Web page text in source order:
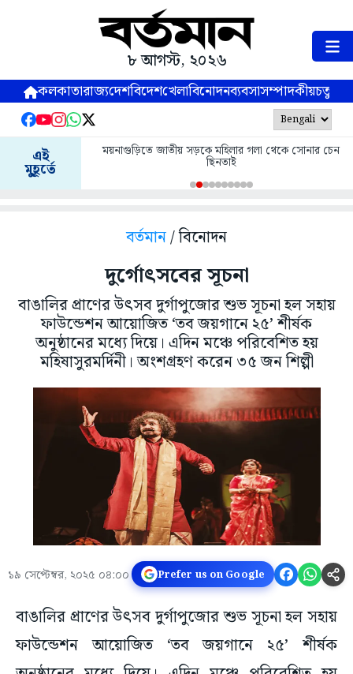
৮ আগস্ট, ২০২৬
কলকাতারাজ্যদেশবিদেশখেলাবিনোদনব্যবসাসম্পাদকীয়
এই
মুহূর্তে
ময়নাগুড়িতে জাতীয় সড়কে মহিলার গলা থেকে সোনার চেন
ছিনতাই
বর্তমান/ বিনোদন
দুর্গোৎসবের সূচনা
বাঙালির প্রাণের উৎসব দুর্গাপুজোর শুভ সূচনা হল সহায়
ফাউন্ডেশন আয়োজিত ‘তব জয়গানে ২৫’ শীর্ষক
অনুষ্ঠানের মধ্যে দিয়ে। এদিন মঞ্চে পরিবেশিত হয়
মহিষাসুরমর্দিনী। অংশগ্রহণ করেন ৩৫ জন শিল্পী
১৯ সেপ্টেম্বর, ২০২৫ ০৪:০০ Prefer us on Google
বাঙালির প্রাণের উৎসব দুর্গাপুজোর শুভ সূচনা হল সহায়
ফাউন্ডেশন আয়োজিত ‘তব জয়গানে ২৫’ শীর্ষক